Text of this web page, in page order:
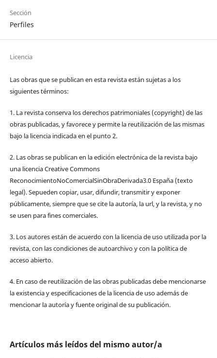
Sección
Perfiles
Licencia
Las obras que se publican en esta revista están sujetas a los
siguientes términos:
1. La revista conserva los derechos patrimoniales (copyright) de las
obras publicadas, y favorece y permite la reutilización de las mismas
bajo la licencia indicada en el punto 2.
2. Las obras se publican en la edición electrónica de la revista bajo
una licencia Creative Commons
ReconocimientoNoComercialSinObraDerivada3.0 España (texto
legal). Sepueden copiar, usar, difundir, transmitir y exponer
públicamente, siempre que se cite la autoría, la url, y la revista, y no
se usen para fines comerciales.
3. Los autores están de acuerdo con la licencia de uso utilizada por la
revista, con las condiciones de autoarchivo y con la política de
acceso abierto.
4. En caso de reutilización de las obras publicadas debe mencionarse
la existencia y especificaciones de la licencia de uso además de
mencionar la autoría y fuente original de su publicación.
Artículos más leídos del mismo autor/a